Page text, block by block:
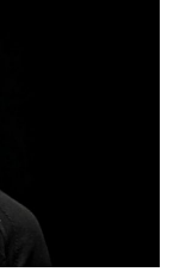
33 )